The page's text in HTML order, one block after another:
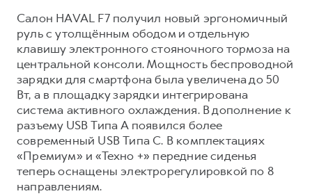
Салон HAVAL F7 получил новый эргономичный
руль с утолщённым ободом и отдельную
клавишу электронного стояночного тормоза на
центральной консоли. Мощность беспроводной
зарядки для смартфона была увеличена до 50
Вт, а в площадку зарядки интегрирована
система активного охлаждения. В дополнение к
разъему USB Типа A появился более
современный USB Типа C. В комплектациях
«Премиум» и «Техно +» передние сиденья
теперь оснащены электрорегулировкой по 8
направлениям.